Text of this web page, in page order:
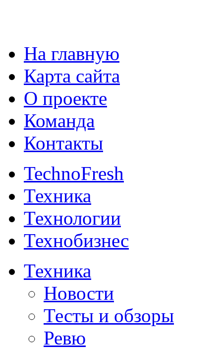
На главную
Карта сайта
О проекте
Команда
Контакты
TechnoFresh
Техника
Технологии
Технобизнес
Техника
Новости
Тесты и обзоры
Ревю